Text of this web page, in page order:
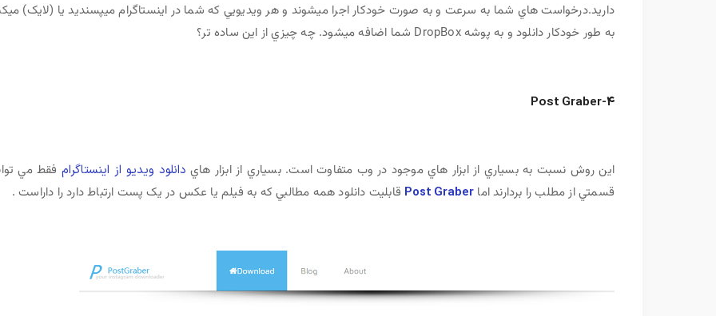
داريد.درخواست هاي شما به سرعت و به صورت خودکار اجرا ميشوند و هر ويديويي که شما در اينستاگرام ميپسنديد يا (لايک)
به طور خودکار دانلود و به پوشه DropBox شما اضافه ميشود. چه چيزي از اين ساده تر؟
4-Post Graber
اين روش نسبت به بسياري از ابزار هاي موجود در وب متفاوت است. بسياري از ابزار هاي دانلود ویدیو از اينستاگرام فقط مي
قسمتي از مطلب را بردارند اما Post Graber قابليت دانلود همه مطالبي که به فيلم يا عکس در يک پست ارتباط دارد را داراست .